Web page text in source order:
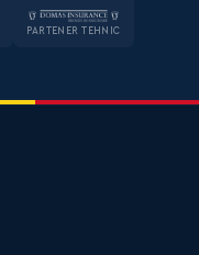
PARTENER TEHNIC